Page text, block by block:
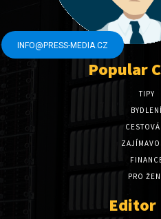
INFO@PRESS-MEDIA.CZ
Popular
TIPY
BYDLENÍ
PRO
Editor